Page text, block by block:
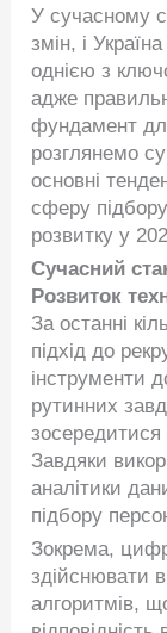
У сучасному
змін, і
однією з
адже
фундамент для
розглянемо
основні
сферу
розвитку у
Сучасний стан
Розвиток
За останні
підхід до
інструменти
рутинних
зосередитися
Завдяки
аналітики
підбору
Зокрема,
здійснювати
алгоритмів,